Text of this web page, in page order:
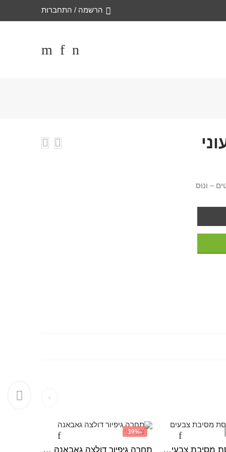
הרשמה / התחברות
– ונוס
לייקרה מודפסת מסיבת צבעים נאון
-39%
תחרה גיפיור דולצה גאבאנה צבעוני